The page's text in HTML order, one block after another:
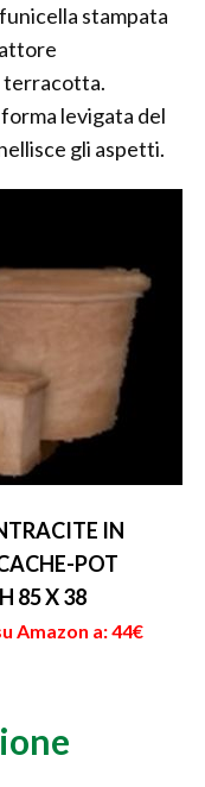
stampata
terracotta.
levigata del
gli aspetti.
IN
POT
85 X 38
Amazon a: 44€